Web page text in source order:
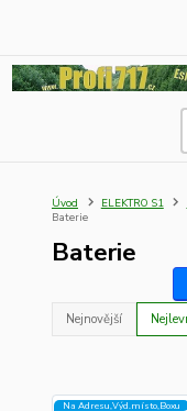
Úvod ELEKTRO S1
Baterie
Baterie
Nejnovější
Na Adresu,Výd.místo,Boxu